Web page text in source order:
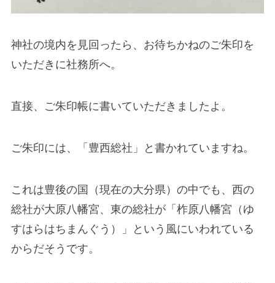
神社の境内を見回ったら、お待ちかねのご朱印を
いただきに社務所へ。
直接、ご朱印帳に書いていただきましたよ。
ご朱印には、「豊西総社」と書かれていますね。
これは豊後の国（現在の大分県）の中でも、西の
総社が大原八幡宮、東の総社が「柞原八幡宮（ゆ
すはらはちまんぐう）」という風にいわれている
からだそうです。